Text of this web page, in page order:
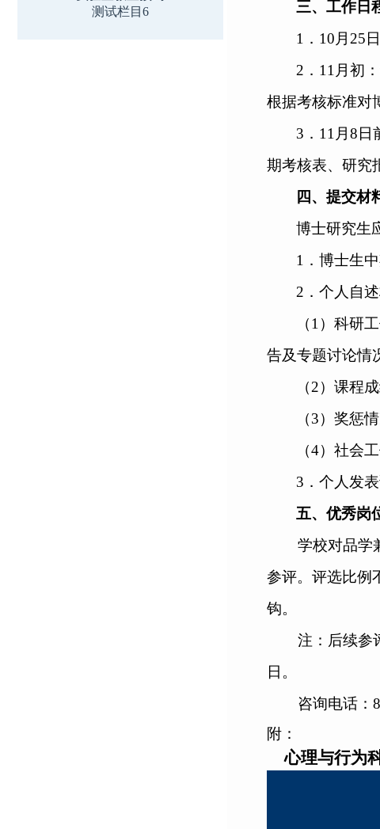
测试栏目6
三、工作日
1 ． 10 月 25
2 ． 11 月 初
根据考核标准对
3 ． 11 月 8 日
期考核表、 研究
四、提交材
博士研究生
1 ． 博士生
2 ． 个人自
（1 ）科研
告及专题讨论情
（2）课程
（3）奖惩
（4）社会
3 ． 个人发
五、优秀岗
学校对品学
参评。评选比例
钩。
注：后续参
日。
咨询电话： 8
附：
心理与行为